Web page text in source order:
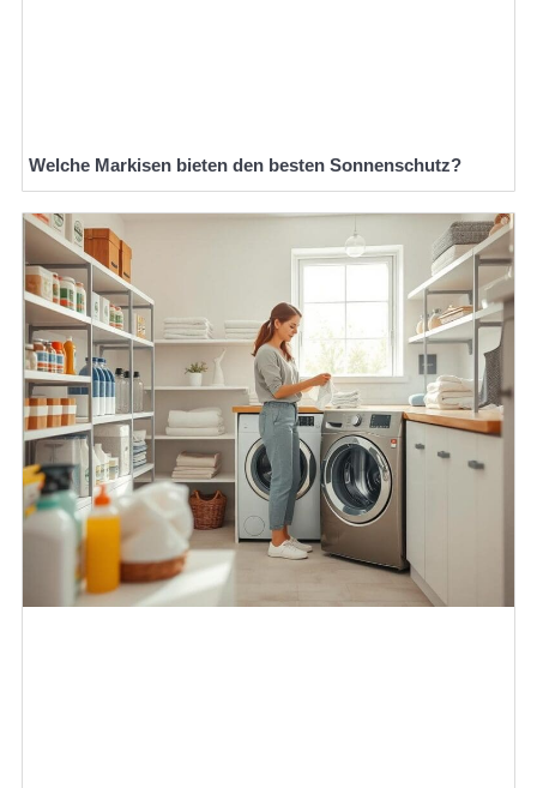
Welche Markisen bieten den besten Sonnenschutz?